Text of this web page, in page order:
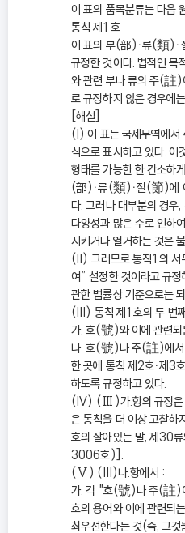
이 표의 품목분류는 다음
통칙 제1호
이 표의 부(部)ㆍ류(類)
규정한 것이다. 법적인
와 관련 부나 류의 주(註)
로 규정하지 않은 경우에
[해설]
(I) 이 표는 국제무역에서
식으로 표시하고 있다. 이
형태를 가능한 한 간소하
(部)ㆍ류(類)ㆍ절(節)에
다. 그러나 대부분의 경
다양성과 많은 수로 인하
시키거나 열거하는 것은
(II) 그러므로 통칙1의 서
여” 설정한 것이라고 규
관한 법률상 기준으로는
(III) 통칙 제1호의 두 번
가. 호(號)와 이에 관련
나. 호(號)나 주(註)에서
한 곳에 통칙 제2호ㆍ제3
하도록 규정하고 있다.
(IV) (Ⅲ)가.항의 규정은
은 통칙을 더 이상 고찰
호의 살아있는 말, 제30
3006호)].
(Ⅴ) (III)나.항에서 :
가. 각 "호(號)나 주(註)
호의 용어와 이에 관련되
최우선한다는 것(즉, 그것